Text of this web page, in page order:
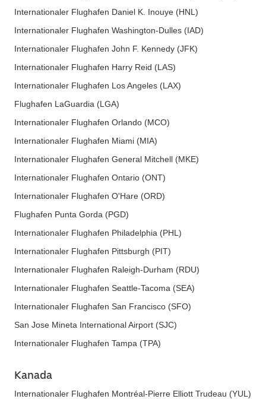
Internationaler Flughafen Daniel K. Inouye (HNL)
Internationaler Flughafen Washington-Dulles (IAD)
Internationaler Flughafen John F. Kennedy (JFK)
Internationaler Flughafen Harry Reid (LAS)
Internationaler Flughafen Los Angeles (LAX)
Flughafen LaGuardia (LGA)
Internationaler Flughafen Orlando (MCO)
Internationaler Flughafen Miami (MIA)
Internationaler Flughafen General Mitchell (MKE)
Internationaler Flughafen Ontario (ONT)
Internationaler Flughafen O'Hare (ORD)
Flughafen Punta Gorda (PGD)
Internationaler Flughafen Philadelphia (PHL)
Internationaler Flughafen Pittsburgh (PIT)
Internationaler Flughafen Raleigh-Durham (RDU)
Internationaler Flughafen Seattle-Tacoma (SEA)
Internationaler Flughafen San Francisco (SFO)
San Jose Mineta International Airport (SJC)
Internationaler Flughafen Tampa (TPA)
Kanada
Internationaler Flughafen Montréal-Pierre Elliott Trudeau (YUL)